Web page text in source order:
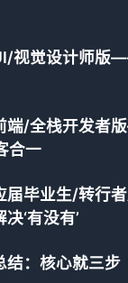
视觉设计师版
端/全栈开发者
合一
届毕业生/转行
‘有没有’
结：核心就三步